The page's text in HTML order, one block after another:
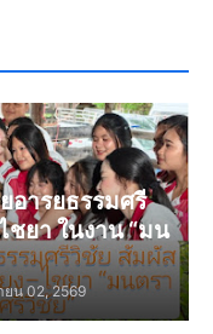
อารยธรรมศรี
ยา ในงาน “มน
ยน 02, 2569